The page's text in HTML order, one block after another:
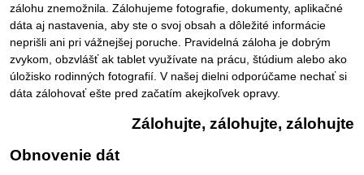
zálohu znemožnila. Zálohujeme fotografie, dokumenty, aplikačné
dáta aj nastavenia, aby ste o svoj obsah a dôležité informácie
neprišli ani pri vážnejšej poruche. Pravidelná záloha je dobrým
zvykom, obzvlášť ak tablet využívate na prácu, štúdium alebo ako
úložisko rodinných fotografií. V našej dielni odporúčame nechať si
dáta zálohovať ešte pred začatím akejkoľvek opravy.
Zálohujte, zálohujte, zálohujte
Obnovenie dát